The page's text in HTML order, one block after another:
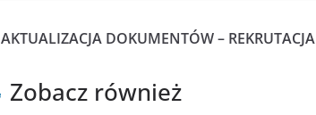
AKTUALIZACJA DOKUMENTÓW – REKRUTACJA
Zobacz również